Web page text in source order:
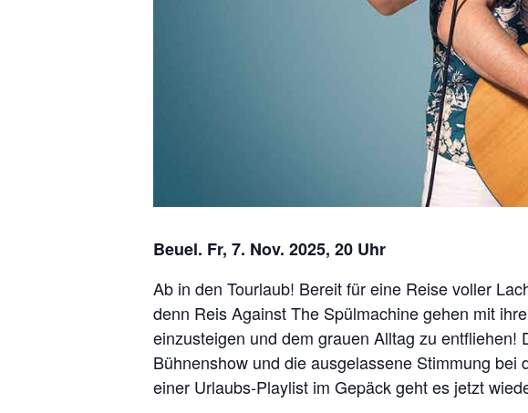
Beuel. Fr, 7. Nov. 2025, 20 Uhr
Ab in den Tourlaub! Bereit für eine Reise voller
denn Reis Against The Spülmachine gehen mit
einzusteigen und dem grauen Alltag zu
Bühnenshow und die ausgelassene Stimmung
einer Urlaubs-Playlist im Gepäck geht es jetzt